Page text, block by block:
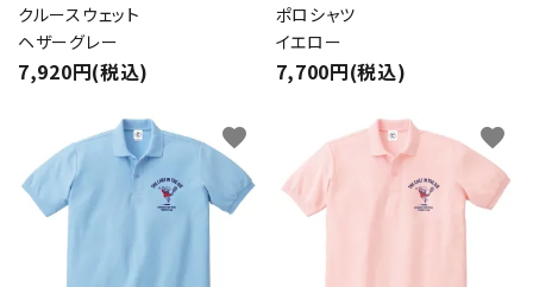
クルースウェット
ヘザーグレー
7,920円(税込)
ポロシャツ
イエロー
7,700円(税込)
favorite favorite